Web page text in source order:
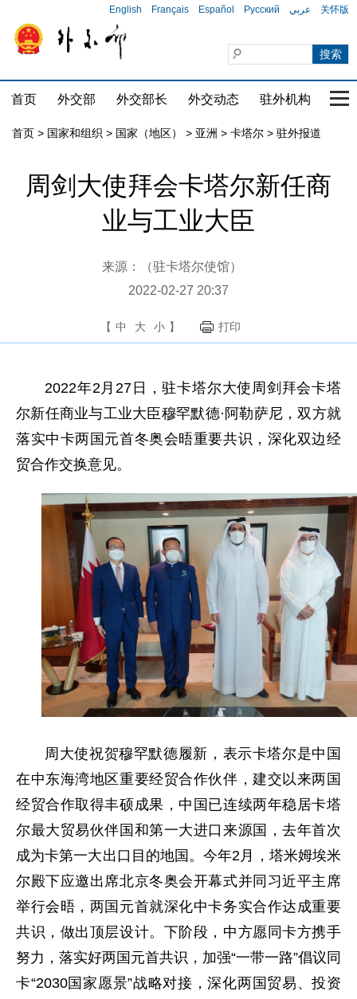
English Français Español Русский عربي 关怀版
首页 外交部 外交部长 外交动态 驻外机构 国
首页 > 国家和组织 > 国家（地区） > 亚洲 > 卡塔尔 > 驻外报道
周剑大使拜会卡塔尔新任商
业与工业大臣
来源：（驻卡塔尔使馆）
2022-02-27 20:37
【 中 大 小 】 打印
2022年2月27日，驻卡塔尔大使周剑拜会卡塔
尔新任商业与工业大臣穆罕默德·阿勒萨尼，双方就
落实中卡两国元首冬奥会晤重要共识，深化双边经
贸合作交换意见。
周大使祝贺穆罕默德履新，表示卡塔尔是中国
在中东海湾地区重要经贸合作伙伴，建交以来两国
经贸合作取得丰硕成果，中国已连续两年稳居卡塔
尔最大贸易伙伴国和第一大进口来源国，去年首次
成为卡第一大出口目的地国。今年2月，塔米姆埃米
尔殿下应邀出席北京冬奥会开幕式并同习近平主席
举行会晤，两国元首就深化中卡务实合作达成重要
共识，做出顶层设计。下阶段，中方愿同卡方携手
努力，落实好两国元首共识，加强“一带一路”倡议同
卡“2030国家愿景”战略对接，深化两国贸易、投资